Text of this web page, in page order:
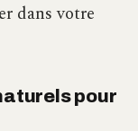
dans votre
pour